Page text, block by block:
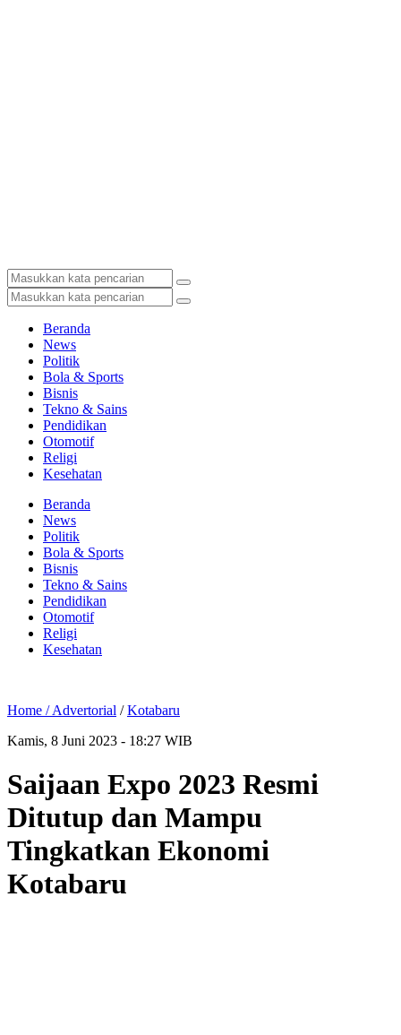
Beranda
News
Politik
Bola & Sports
Bisnis
Tekno & Sains
Pendidikan
Otomotif
Religi
Kesehatan
Beranda
News
Politik
Bola & Sports
Bisnis
Tekno & Sains
Pendidikan
Otomotif
Religi
Kesehatan
Home /Advertorial /Kotabaru
Kamis, 8 Juni 2023 - 18:27 WIB
Saijaan Expo 2023 Resmi
Ditutup dan Mampu
Tingkatkan Ekonomi
Kotabaru